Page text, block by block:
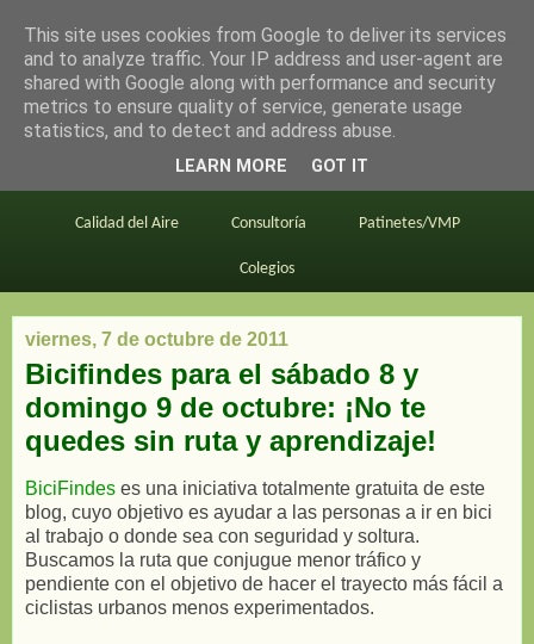
en bici por madrid
Este blog BiciMAD Primeros consejos
Calidad del Aire Consultoría Patinetes/VMP
Colegios
viernes, 7 de octubre de 2011
Bicifindes para el sábado 8 y
domingo 9 de octubre: ¡No te
quedes sin ruta y aprendizaje!
BiciFindes es una iniciativa totalmente gratuita de este
blog, cuyo objetivo es ayudar a las personas a ir en bici
al trabajo o donde sea con seguridad y soltura.
Buscamos la ruta que conjugue menor tráfico y
pendiente con el objetivo de hacer el trayecto más fácil a
ciclistas urbanos menos experimentados.
This site uses cookies from Google to deliver its services
and to analyze traffic. Your IP address and user-agent are
shared with Google along with performance and security
metrics to ensure quality of service, generate usage
statistics, and to detect and address abuse.
LEARN MORE GOT IT